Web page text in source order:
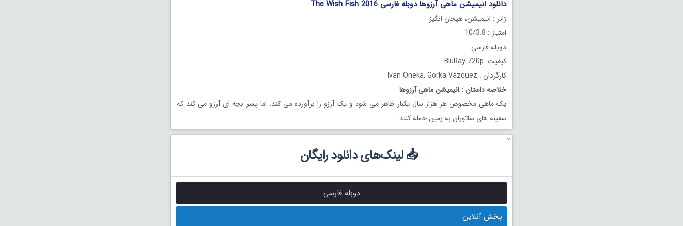
دانلود انیمیشن ماهی آرزوها دوبله فارسی 2016 The Wish Fish
ژانر : انیمیشن، هیجان انگیز
امتیاز : 10/3.8
دوبله فارسی
کیفیت: BluRay 720p
کارگردان :
Ivan Oneka, Gorka Vázquez
خلاصه داستان : انیمیشن ماهی آرزوها
یک ماهی مخصوص هر هزار سال یکبار ظاهر می شود و یک آرزو را برآورده می کند. اما پسر بچه ای آرزو می کند که
سفینه های ساتوران به زمین حمله کنند…
📥 لینک‌های دانلود رایگان
دوبله فارسی
پخش آنلاین